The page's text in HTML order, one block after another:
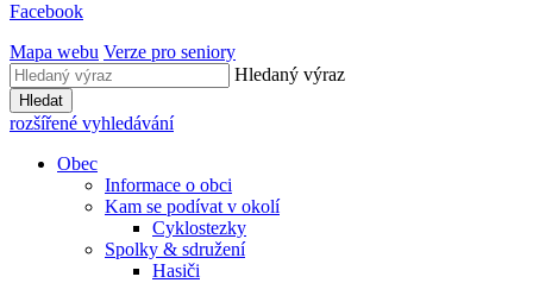
Facebook
Mapa webu Verze pro seniory
Hledaný výraz
Hledat
rozšířené vyhledávání
Obec
Informace o obci
Kam se podívat v okolí
Cyklostezky
Spolky & sdružení
Hasiči